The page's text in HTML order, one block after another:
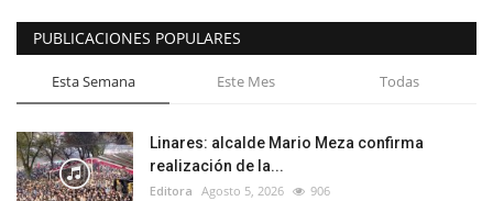
PUBLICACIONES POPULARES
Esta Semana Este Mes Todas
Linares: alcalde Mario Meza confirma
realización de la...
Editora Agosto 5, 2026 906